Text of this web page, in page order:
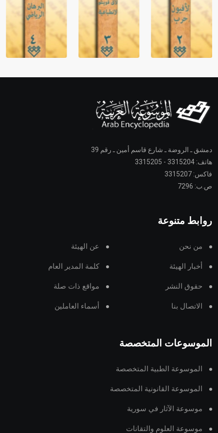
دمشق ـ الروضة ـ شارع قاسم أمين ـ رقم 39
هاتف: 3315204 - 3315205
فاكس: 3315207
ص.ب: 7296
روابط متنوعة
من نحن عن الهيئة
أخبار الهيئة كلمة المدير العام
حقوق النشر مواقع ذات صلة
الاتصال بنا أسماء العاملين
الموسوعات المتخصصة
الموسوعة الطبية المتخصصة
الموسوعة القانونية المتخصصة
موسوعة الآثار في سورية
موسوعة العلوم والتقانات